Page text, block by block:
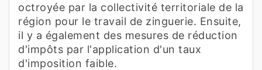
octroyée par la collectivité territoriale de la
région pour le travail de zinguerie. Ensuite,
il y a également des mesures de réduction
d'impôts par l'application d'un taux
d'imposition faible.